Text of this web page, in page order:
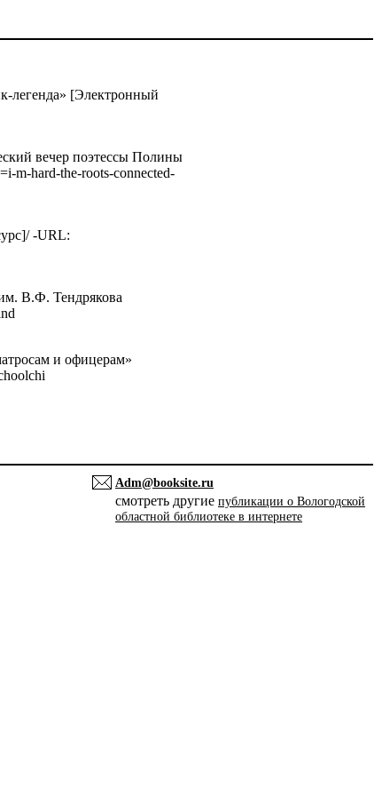
легенда» [Электронный
вечер поэтессы Полины
m-hard-the-roots-connected-
-URL:
В.Ф. Тендрякова
и офицерам»
Adm@booksite.ru
смотреть другие публикации о Вологодской
областной библиотеке в интернете